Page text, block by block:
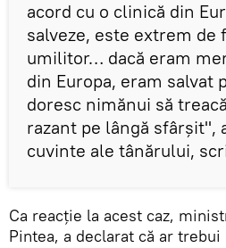
acord cu o clinică din
salveze, este extrem de
umilitor… dacă eram
din Europa, eram salvat
doresc nimănui să
razant pe lângă sfârşit",
cuvinte ale tânărului,
Ca reacţie la acest caz,
Pintea, a declarat că ar